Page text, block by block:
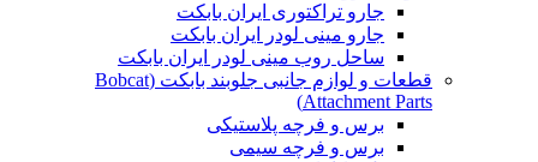
جارو تراکتوری ایران بابکت
جارو مینی لودر ایران بابکت
ساحل روب مینی لودر ایران بابکت
قطعات و لوازم جانبی جلوبند بابکت (Bobcat
Attachment Parts)
برس و فرچه پلاستیکی
برس و فرچه سیمی